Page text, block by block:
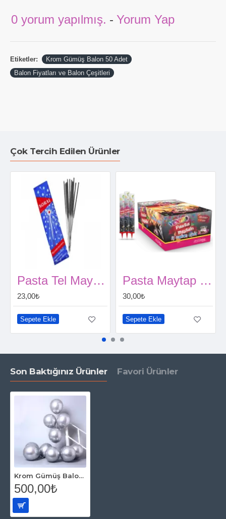
0 yorum yapılmış. - Yorum Yap
Etiketler:
Krom Gümüş Balon 50 Adet
Balon Fiyatları ve Balon Çeşitleri
Çok Tercih Edilen Ürünler
Pasta Tel Maytap 15 cm (10 adet)
23,00₺
Sepete Ekle
Pasta Maytap Volkan
30,00₺
Sepete Ekle
Son Baktığınız Ürünler Favori Ürünler
Krom Gümüş Balon 50 Adet
500,00₺